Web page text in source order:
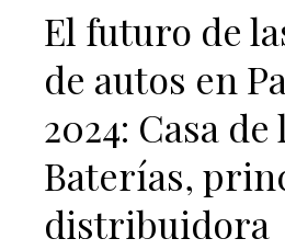
El futuro de
de autos en
2024: Casa de
Baterías,
distribuidora